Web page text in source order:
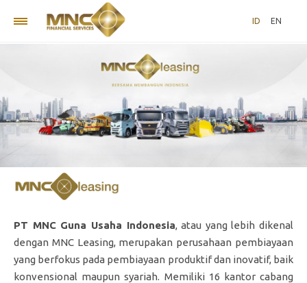
ID EN
PT MNC Guna Usaha Indonesia, atau yang lebih dikenal
dengan MNC Leasing, merupakan perusahaan pembiayaan
yang berfokus pada pembiayaan produktif dan inovatif, baik
konvensional maupun syariah. Memiliki 16 kantor cabang